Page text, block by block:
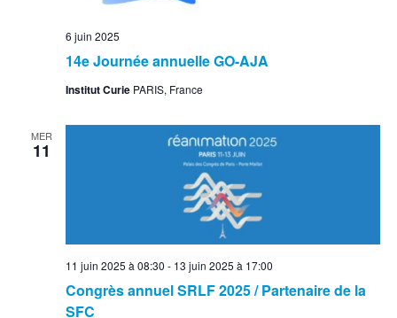
14e Journée annuelle GO-AJA
6 juin 2025
Institut Curie PARIS, France
MER
11
Congrès annuel SRLF 2025 / Partenaire de la
SFC
11 juin 2025 à 08:30 - 13 juin 2025 à 17:00